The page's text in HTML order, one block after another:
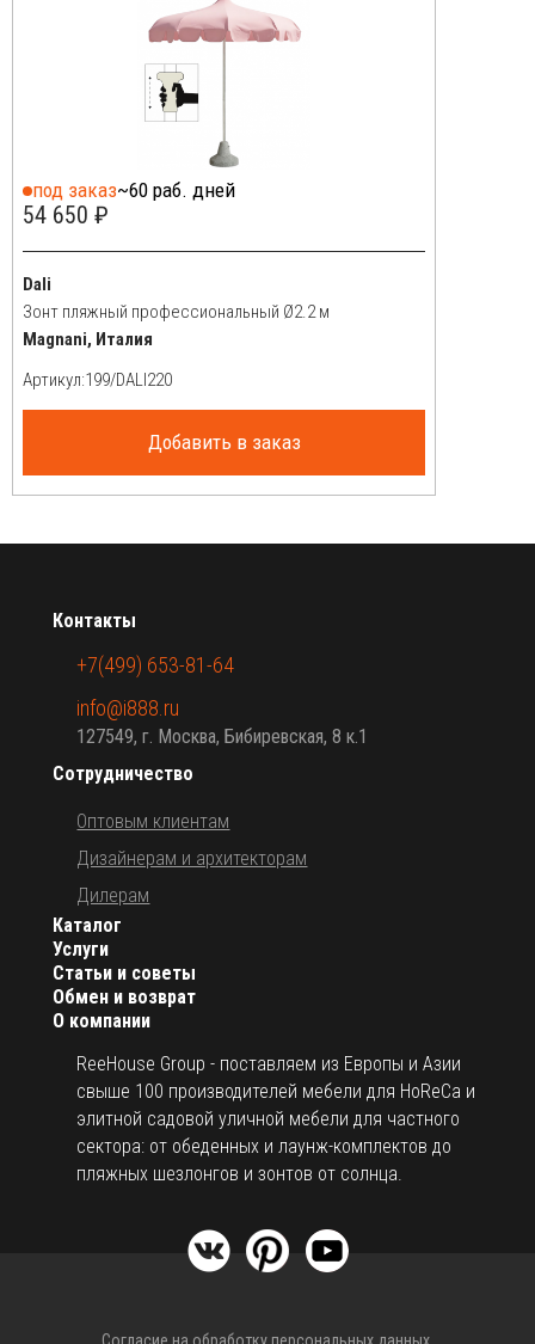
под заказ~60 раб. дней
54 650 ₽
Dali
Зонт пляжный профессиональный Ø2.2 м
Magnani, Италия
Артикул:
Добавить в заказ
О компании
ReeHouse Group - поставляем из Европы и Азии
свыше 100 производителей мебели для HoReCa и
элитной садовой уличной мебели для частного
сектора: от обеденных и лаунж-комплектов до
пляжных шезлонгов и зонтов от солнца.
Каталог
Услуги
Статьи и советы
Обмен и возврат
Сотрудничество
Оптовым клиентам
Дизайнерам и архитекторам
Дилерам
Контакты
+7(499) 653-81-64
info@i888.ru
127549, г. Москва, Бибиревская, 8 к.1